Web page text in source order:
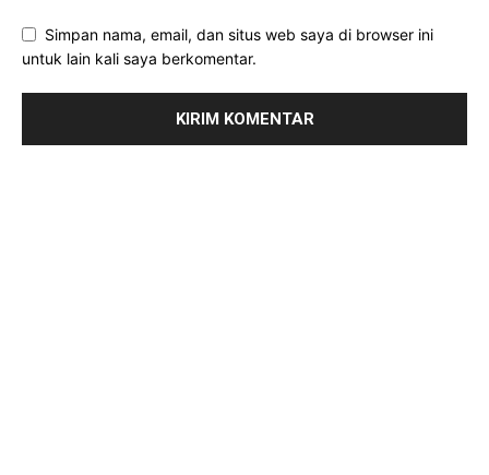
Simpan nama, email, dan situs web saya di browser ini
untuk lain kali saya berkomentar.